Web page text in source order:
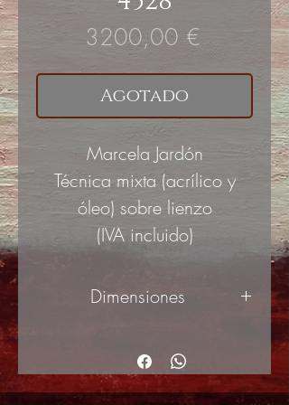
3200,00 €Precio
Agotado
Marcela Jardón
Técnica mixta (acrílico y
óleo) sobre lienzo
(IVA incluido)
Dimensiones